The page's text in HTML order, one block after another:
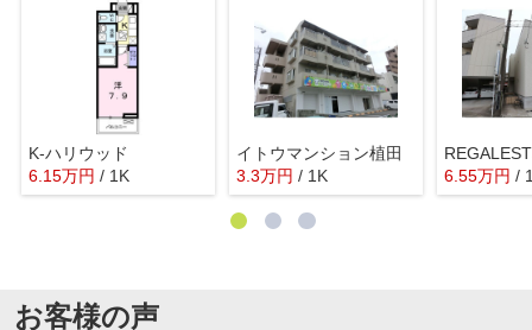
K-ハリウッド
6.15万円 / 1K
イトウマンション植田
3.3万円 / 1K
6.55万円 /
お客様の声